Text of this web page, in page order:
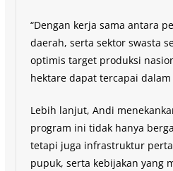
“Dengan kerja sama antara
daerah, serta sektor swasta
optimis target produksi
hektare dapat tercapai dalam
Lebih lanjut, Andi
program ini tidak hanya
tetapi juga infrastruktur
pupuk, serta kebijakan yang